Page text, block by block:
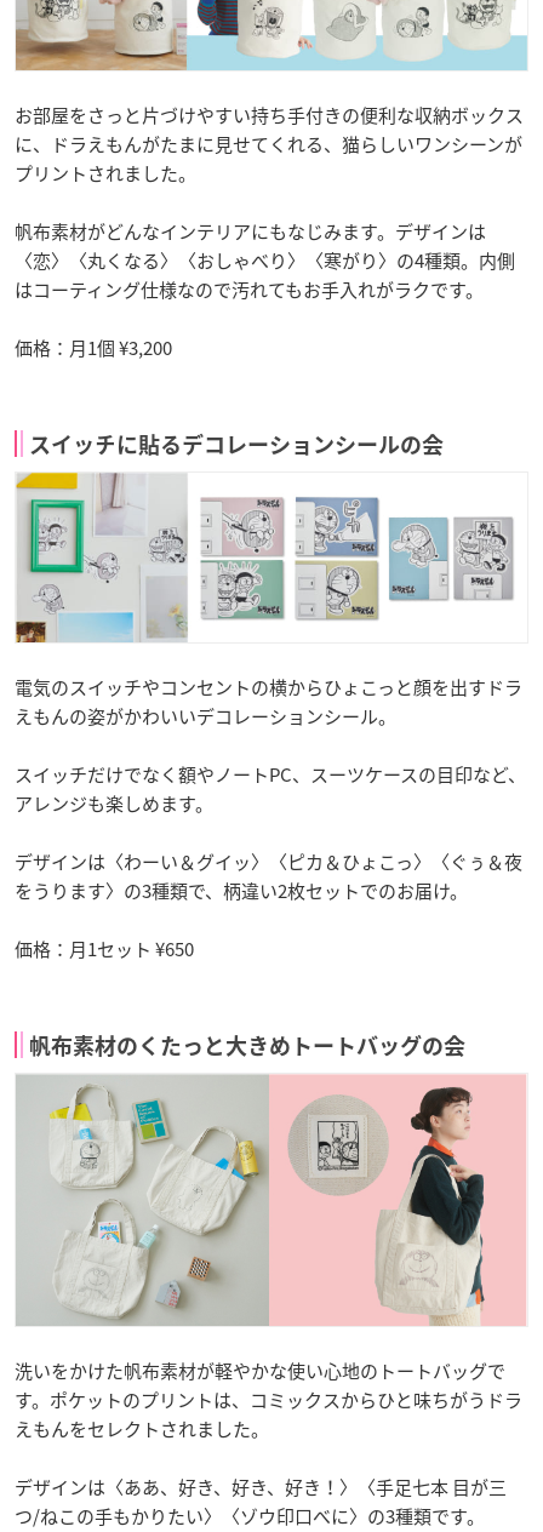
お部屋をさっと片づけやすい持ち手付きの便利な収納ボックス
に、ドラえもんがたまに見せてくれる、猫らしいワンシーンが
プリントされました。
帆布素材がどんなインテリアにもなじみます。デザインは
〈恋〉〈丸くなる〉〈おしゃべり〉〈寒がり〉の4種類。内側
はコーティング仕様なので汚れてもお手入れがラクです。
価格：月1個 ¥3,200
スイッチに貼るデコレーションシールの会
電気のスイッチやコンセントの横からひょこっと顔を出すドラ
えもんの姿がかわいいデコレーションシール。
スイッチだけでなく額やノートPC、スーツケースの目印など、
アレンジも楽しめます。
デザインは〈わーい＆グイッ〉〈ピカ＆ひょこっ〉〈ぐぅ＆夜
をうります〉の3種類で、柄違い2枚セットでのお届け。
価格：月1セット ¥650
帆布素材のくたっと大きめトートバッグの会
洗いをかけた帆布素材が軽やかな使い心地のトートバッグで
す。ポケットのプリントは、コミックスからひと味ちがうドラ
えもんをセレクトされました。
デザインは〈ああ、好き、好き、好き！〉〈手足七本 目が三
つ/ねこの手もかりたい〉〈ゾウ印口べに〉の3種類です。